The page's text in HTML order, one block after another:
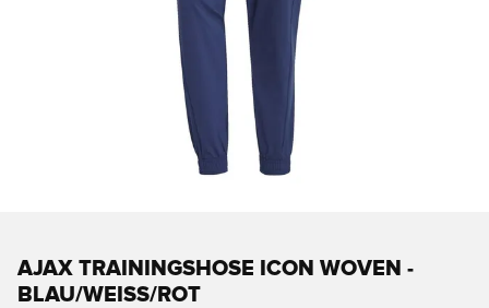
AJAX TRAININGSHOSE ICON WOVEN -
BLAU/WEISS/ROT